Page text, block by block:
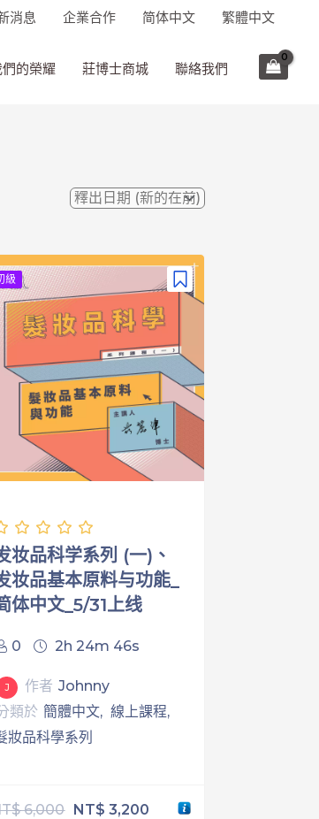
消息 企業合作 简体中文 繁體中文
的榮耀 莊博士商城 聯絡我們
級
妆品科学系列 (一)、
妆品基本原料与功能_
体中文_5/31上线
0 2h 24m 46s
J 作者 Johnny
類於 簡體中文
線上課程
妝品科學系列
6,000 NT$ 3,200